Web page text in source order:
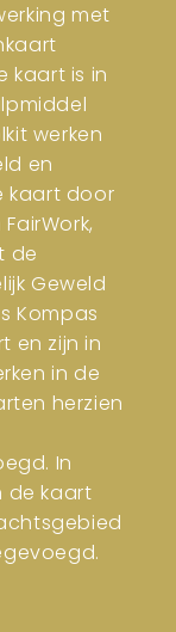
met
kaart is in
werken
en
kaart door
de
Geweld
Kompas
en zijn in
in de
herzien
In
de kaart